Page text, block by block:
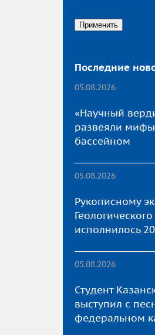
Последние
05.08.2026
«Научный
развеяли
бассейном
05.08.2026
Рукописному
исполнилось
05.08.2026
Студент
выступил с
федеральном